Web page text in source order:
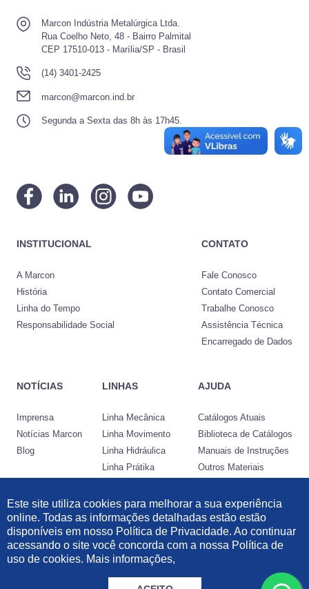
Marcon Indústria Metalúrgica Ltda.
Rua Coelho Neto, 48 - Bairro Palmital
CEP 17510-013 - Marília/SP - Brasil
(14) 3401-2425
marcon@marcon.ind.br
Segunda a Sexta das 8h às 17h45.
INSTITUCIONAL
A Marcon
História
Linha do Tempo
Responsabilidade Social
CONTATO
Fale Conosco
Contato Comercial
Trabalhe Conosco
Assistência Técnica
Encarregado de Dados
NOTÍCIAS
Imprensa
Notícias Marcon
Blog
LINHAS
Linha Mecânica
Linha Movimento
Linha Hidráulica
Linha Prátika
AJUDA
Catálogos Atuais
Biblioteca de Catálogos
Manuais de Instruções
Outros Materiais
Desenvolvido por:
Informações Legais Política de Privacidade
© 2021 Marcon Indústria Metalúrgica Ltda | 57.211.997/0001-46. Todos os
Este site utiliza cookies para melhorar a sua experiência
online. Todas as informações detalhadas estão estão
disponíveis em nosso Política de Privacidade. Ao continuar
acessando o site você concorda com a nossa Política de
uso de cookies. Mais informações,